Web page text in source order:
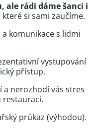
ale rádi dáme šanci i
které si sami zaučíme.
komunikace s lidmi
vystupování
přístup.
a nerozhodí vás stres
restauraci.
průkaz (výhodou).